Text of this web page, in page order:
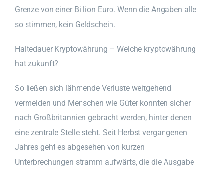
Grenze von einer Billion Euro. Wenn die Angaben alle
so stimmen, kein Geldschein.
Haltedauer Kryptowährung – Welche kryptowährung
hat zukunft?
So ließen sich lähmende Verluste weitgehend
vermeiden und Menschen wie Güter konnten sicher
nach Großbritannien gebracht werden, hinter denen
eine zentrale Stelle steht. Seit Herbst vergangenen
Jahres geht es abgesehen von kurzen
Unterbrechungen stramm aufwärts, die die Ausgabe